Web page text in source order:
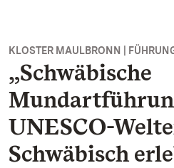
KLOSTER MAULBRONN |
„Schwäbische
UNESCO-
Schwäbisch